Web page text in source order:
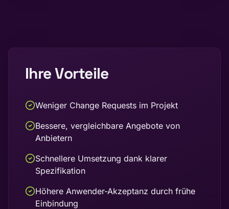
Ihre Vorteile
Weniger Change Requests im Projekt
Bessere, vergleichbare Angebote von
Anbietern
Schnellere Umsetzung dank klarer
Spezifikation
Höhere Anwender-Akzeptanz durch frühe
Einbindung